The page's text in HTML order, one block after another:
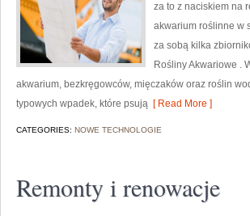
za to z naciskiem na
akwarium roślinne w
za sobą kilka
Rośliny Akwariowe .
akwarium, bezkręgowców, mięczaków oraz roślin
typowych wpadek, które psują [ Read More ]
CATEGORIES: NOWE TECHNOLOGIE
Remonty i renowacje